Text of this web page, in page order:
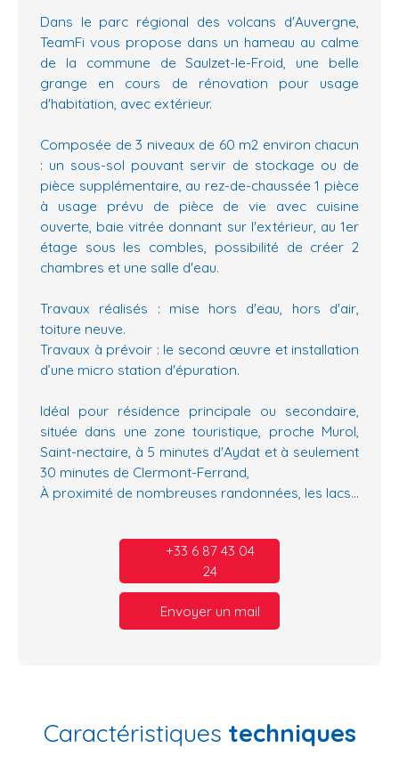
Dans le parc régional des volcans d'Auvergne,
TeamFi vous propose dans un hameau au calme
de la commune de Saulzet-le-Froid, une belle
grange en cours de rénovation pour usage
d'habitation, avec extérieur.
Composée de 3 niveaux de 60 m2 environ chacun
: un sous-sol pouvant servir de stockage ou de
pièce supplémentaire, au rez-de-chaussée 1 pièce
à usage prévu de pièce de vie avec cuisine
ouverte, baie vitrée donnant sur l'extérieur, au 1er
étage sous les combles, possibilité de créer 2
chambres et une salle d'eau.
Travaux réalisés : mise hors d'eau, hors d'air,
toiture neuve.
Travaux à prévoir : le second œuvre et installation
d’une micro station d'épuration.
Idéal pour résidence principale ou secondaire,
située dans une zone touristique, proche Murol,
Saint-nectaire, à 5 minutes d'Aydat et à seulement
30 minutes de Clermont-Ferrand,
À proximité de nombreuses randonnées, les lacs...
+33 6 87 43 04
24
Envoyer un mail
Caractéristiques techniques